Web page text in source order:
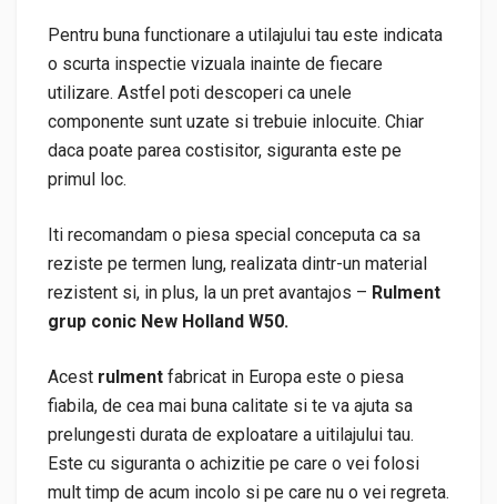
Pentru buna functionare a utilajului tau este indicata
o scurta inspectie vizuala inainte de fiecare
utilizare. Astfel poti descoperi ca unele
componente sunt uzate si trebuie inlocuite. Chiar
daca poate parea costisitor, siguranta este pe
primul loc.
Iti recomandam o piesa special conceputa ca sa
reziste pe termen lung, realizata dintr-un material
rezistent si, in plus, la un pret avantajos – Rulment
grup conic New Holland W50.
Acest rulment fabricat in Europa este o piesa
fiabila, de cea mai buna calitate si te va ajuta sa
prelungesti durata de exploatare a uitilajului tau.
Este cu siguranta o achizitie pe care o vei folosi
mult timp de acum incolo si pe care nu o vei regreta.